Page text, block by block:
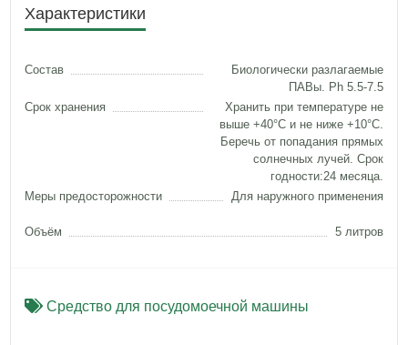
Характеристики
Состав
Биологически разлагаемые
ПАВы. Ph 5.5-7.5
Срок хранения
Хранить при температуре не
выше +40°C и не ниже +10°С.
Беречь от попадания прямых
солнечных лучей. Срок
годности:24 месяца.
Меры предосторожности
Для наружного применения
Объём 5 литров
Средство для посудомоечной машины